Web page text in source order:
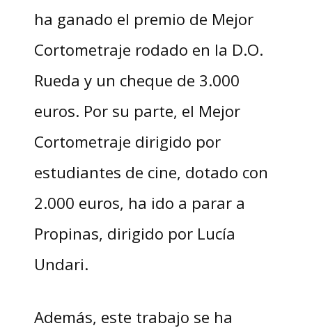
ha ganado el premio de Mejor
Cortometraje rodado en la D.O.
Rueda y un cheque de 3.000
euros. Por su parte, el Mejor
Cortometraje dirigido por
estudiantes de cine, dotado con
2.000 euros, ha ido a parar a
Propinas, dirigido por Lucía
Undari.
Además, este trabajo se ha